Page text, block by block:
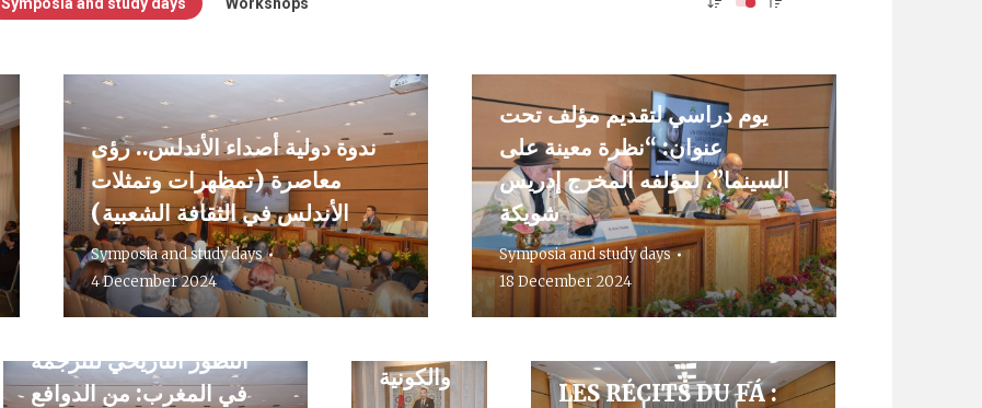
ندوة دولية أصداء الأندلس.. رؤى
معاصرة (تمظهرات وتمثلات
الأندلس في الثقافة الشعبية)
Symposia and study days
4 December 2024
يوم دراسي لتقديم مؤلف تحت
عنوان: “نظرة معينة على
السينما”، لمؤلفه المخرج إدريس
شويكة
Symposia and study days
18 December 2024
التطور التاريخي للترجمة
في المغرب: من الدوافع
دولية
حول:
الثقافةوالتراث
بين
والكونية
LES RÉCITS DU FÁ :